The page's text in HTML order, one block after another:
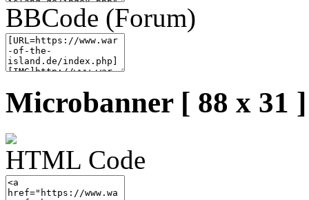
BBCode (Forum)
Microbanner [ 88 x 31 ]
HTML Code